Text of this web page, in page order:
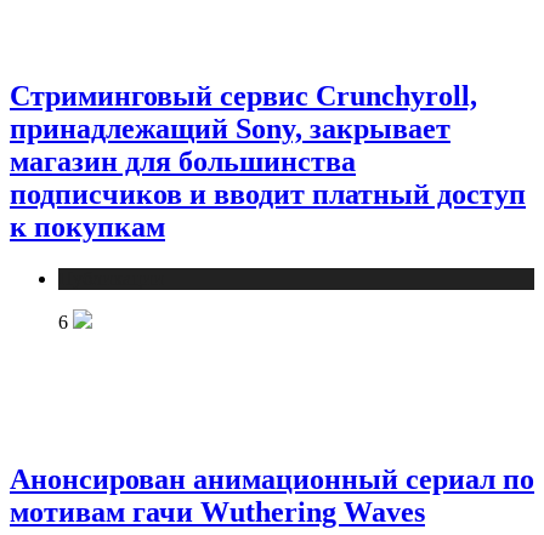
Стриминговый сервис Crunchyroll,
принадлежащий Sony, закрывает
магазин для большинства
подписчиков и вводит платный доступ
к покупкам
6
Анонсирован анимационный сериал по
мотивам гачи Wuthering Waves